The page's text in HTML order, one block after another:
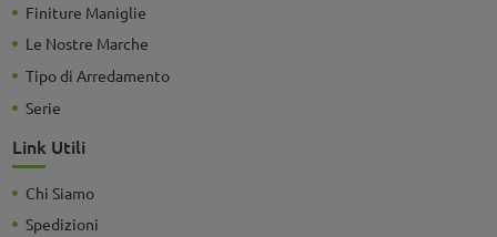
Finiture Maniglie
Le Nostre Marche
Tipo di Arredamento
Serie
Link Utili
Chi Siamo
Spedizioni